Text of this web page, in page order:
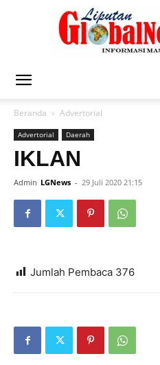
Beranda Advertorial
Advertorial Daerah
IKLAN
Admin LGNews - 29 Juli 2020 21:15
Jumlah Pembaca 376